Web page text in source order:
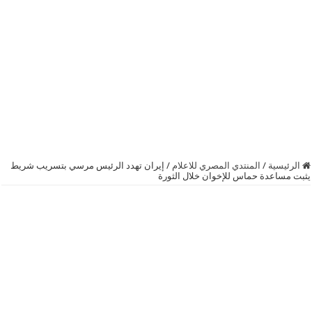
الرئيسية / المنتدي المصري للاعلام / إيران تهدد الرئيس مرسي بتسريب شريط
يثبت مساعدة حماس للإخوان خلال الثورة